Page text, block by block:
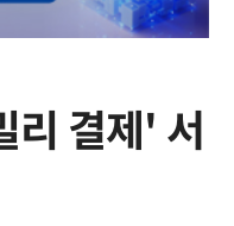
결제' 서